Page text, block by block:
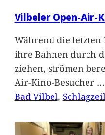
Vilbeler Open-Air-
Während die
ihre Bahnen durch
ziehen, strömen
Air-Kino-Besucher …
Bad Vilbel,